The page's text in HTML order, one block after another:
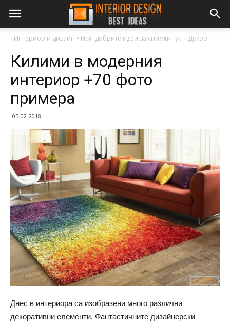
› Интериор и дизайн • Най-добрите идеи за снимки тук! › Декор
Килими в модерния
интериор +70 фото
примера
05-02-2018
Днес в интериора са изобразени много различни
декоративни елементи. Фантастичните дизайнерски